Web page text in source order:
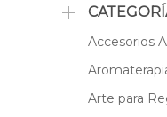
Accesorios
Arte para